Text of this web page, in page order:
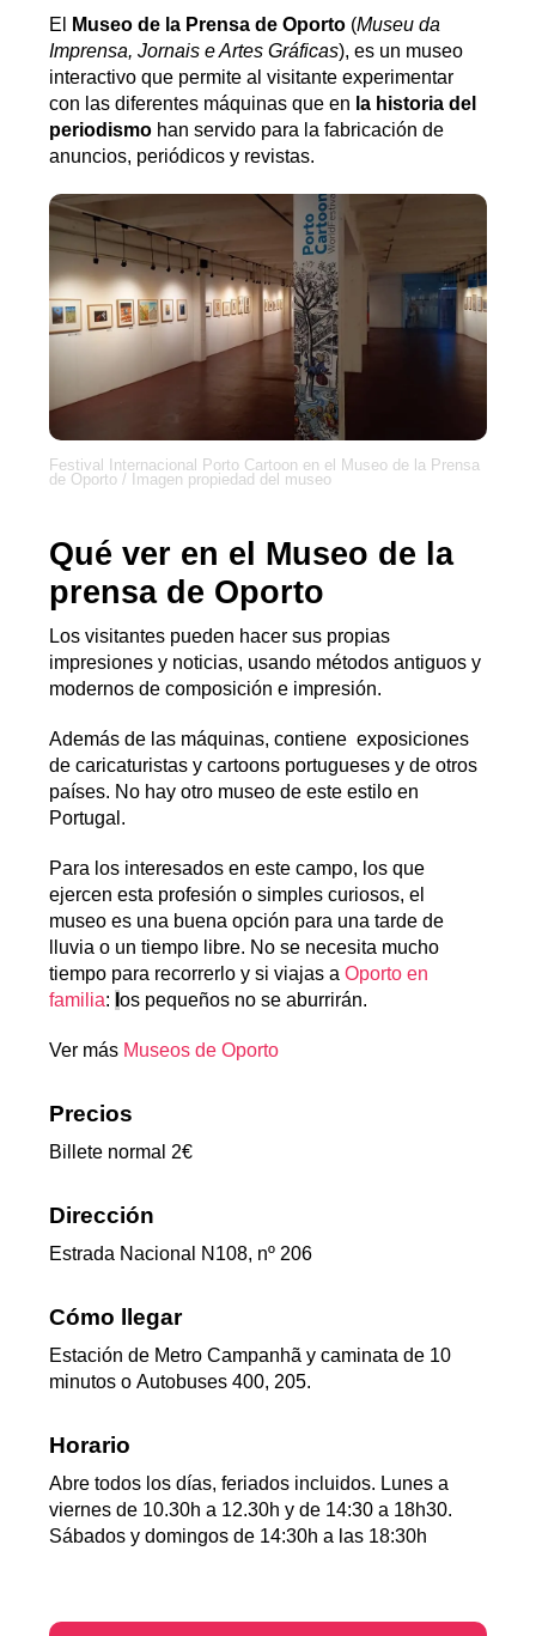
El Museo de la Prensa de Oporto (Museu da
Imprensa, Jornais e Artes Gráficas), es un museo
interactivo que permite al visitante experimentar
con las diferentes máquinas que en la historia del
periodismo han servido para la fabricación de
anuncios, periódicos y revistas.
Festival Internacional Porto Cartoon en el Museo de la Prensa
de Oporto / Imagen propiedad del museo
Qué ver en el Museo de la
prensa de Oporto
Los visitantes pueden hacer sus propias
impresiones y noticias, usando métodos antiguos y
modernos de composición e impresión.
Además de las máquinas, contiene exposiciones
de caricaturistas y cartoons portugueses y de otros
países. No hay otro museo de este estilo en
Portugal.
Para los interesados en este campo, los que
ejercen esta profesión o simples curiosos, el
museo es una buena opción para una tarde de
lluvia o un tiempo libre. No se necesita mucho
tiempo para recorrerlo y si viajas aOporto en
familia: los pequeños no se aburrirán.
Ver más Museos de Oporto
Precios
Billete normal 2€
Dirección
Estrada Nacional N108, nº 206
Cómo llegar
Estación de Metro Campanhã y caminata de 10
minutos o Autobuses 400, 205.
Horario
Abre todos los días, feriados incluidos. Lunes a
viernes de 10.30h a 12.30h y de 14:30 a 18h30.
Sábados y domingos de 14:30h a las 18:30h